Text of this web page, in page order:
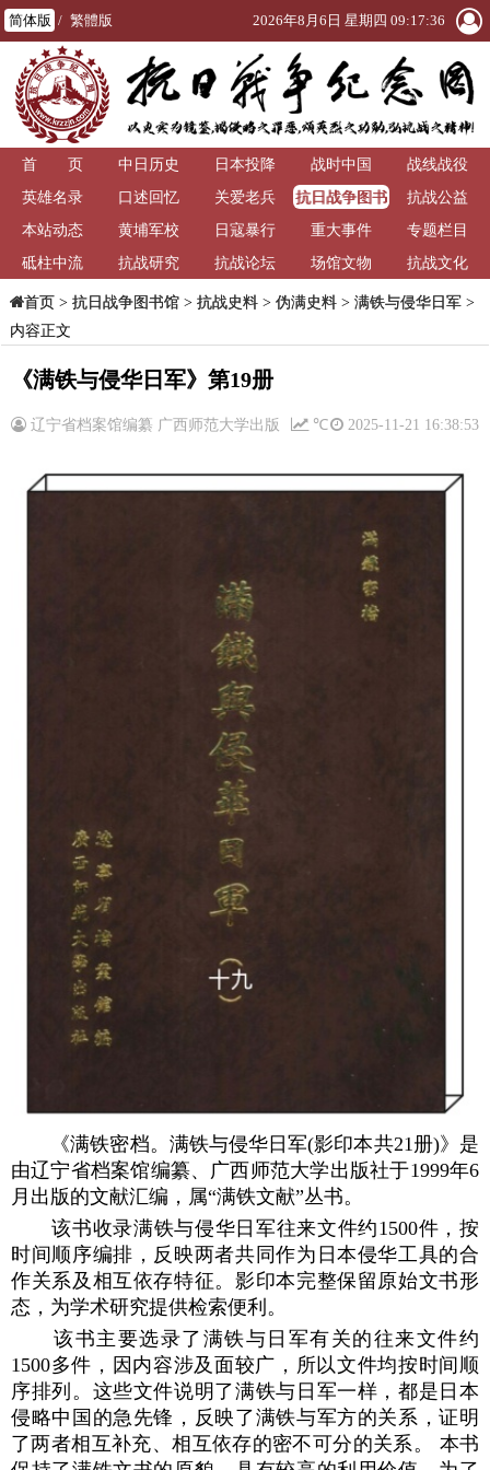
简体版 / 繁體版 2026年8月6日 星期四 09:17:36
首 页 中日历史 日本投降 战时中国
战线战役
英雄名录
口述回忆 关爱老兵
抗日战争图书
馆
抗战公益
本站动态
黄埔军校 日寇暴行 重大事件
专题栏目
砥柱中流
抗战研究 抗战论坛 场馆文物 抗战文化
首页> 抗日战争图书馆> 抗战史料> 伪满史料> 满铁与侵华日军>
内容正文
《满铁与侵华日军》第19册
辽宁省档案馆编纂 广西师范大学出版 2025-11-21 16:38:53
℃
《满铁密档。满铁与侵华日军(影印本共21册)》是
由辽宁省档案馆编纂、广西师范大学出版社于1999年6
月出版的文献汇编，属“满铁文献”丛书。
该书收录满铁与侵华日军往来文件约1500件，按
时间顺序编排，反映两者共同作为日本侵华工具的合
作关系及相互依存特征。影印本完整保留原始文书形
态，为学术研究提供检索便利。
该书主要选录了满铁与日军有关的往来文件约
1500多件，因内容涉及面较广，所以文件均按时间顺
序排列。这些文件说明了满铁与日军一样，都是日本
侵略中国的急先锋，反映了满铁与军方的关系，证明
了两者相互补充、相互依存的密不可分的关系。 本书